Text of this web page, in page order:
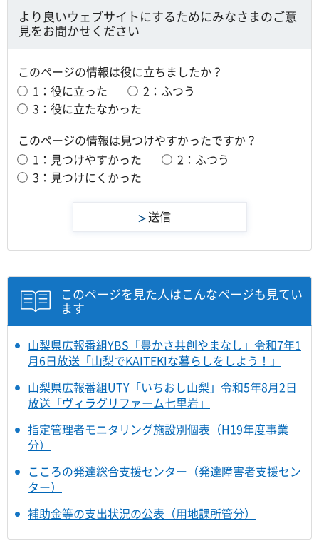
より良いウェブサイトにするためにみなさまのご意
見をお聞かせください
このページの情報は役に立ちましたか？
1：役に立った
2：ふつう
3：役に立たなかった
このページの情報は見つけやすかったですか？
1：見つけやすかった
2：ふつう
3：見つけにくかった
このページを見た人はこんなページも見てい
ます
山梨県広報番組YBS「豊かさ共創やまなし」令和7年1
月6日放送「山梨でKAITEKIな暮らしをしよう！」
山梨県広報番組UTY「いちおし山梨」令和5年8月2日
放送「ヴィラグリファーム七里岩」
指定管理者モニタリング施設別個表（H19年度事業
分）
こころの発達総合支援センター（発達障害者支援セン
ター）
補助金等の支出状況の公表（用地課所管分）